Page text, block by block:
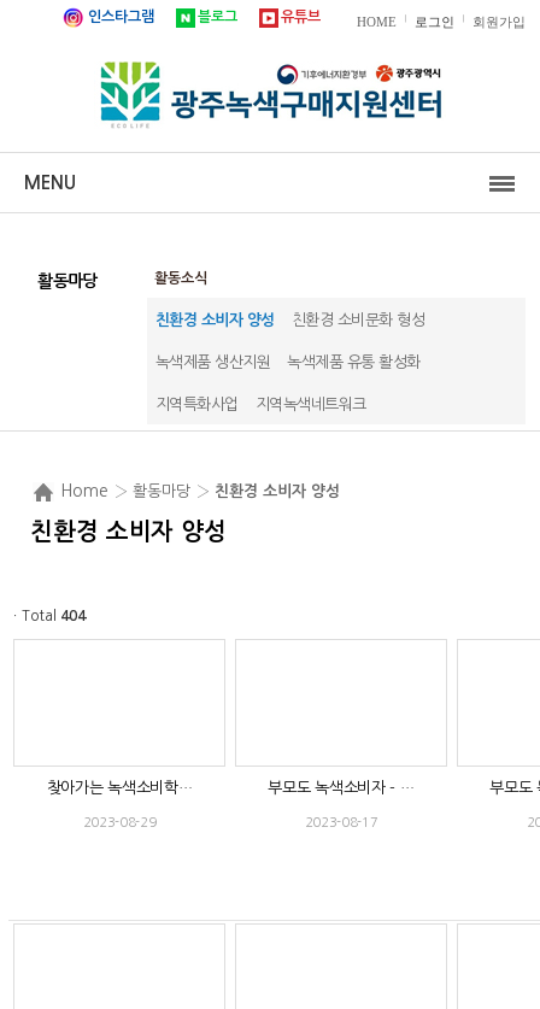
HOME 로그인 회원가입
인스타그램 블로그 유튜브
MENU
활동마당 활동소식
친환경 소비자 양성 친환경 소비문화 형성
녹색제품 생산지원 녹색제품 유통 활성화
지역특화사업 지역녹색네트워크
Home › 활동마당 › 친환경 소비자 양성
친환경 소비자 양성
ㆍTotal 404
찾아가는 녹색소비학…
2023-08-29
부모도 녹색소비자 - …
2023-08-17
부모도